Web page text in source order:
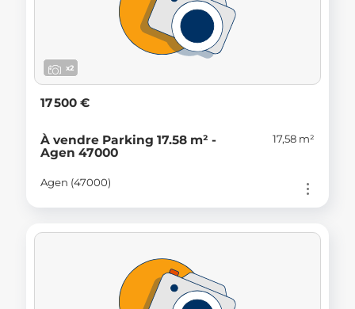
x2
17 500 €
À vendre Parking 17.58 m² -
Agen 47000
17,58 m²
Agen (47000)